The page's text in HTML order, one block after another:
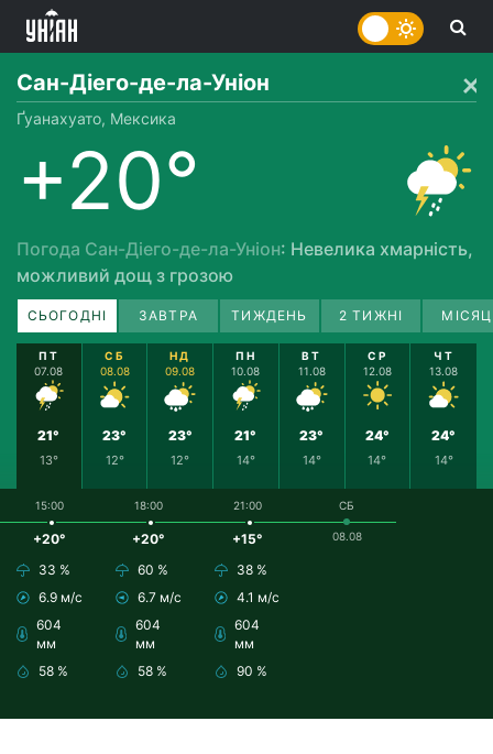
Сан-Діего-де-ла-Уніон
Ґуанахуато, Мексика
+20°
Погода Сан-Діего-де-ла-Уніон: Невелика хмарність,
можливий дощ з грозою
СЬОГОДНІ ЗАВТРА ТИЖДЕНЬ 2 ТИЖНІ
ПТ
07.08
21°
13°
СБ
08.08
23°
12°
НД
09.08
23°
12°
ПН
10.08
21°
14°
ВТ
11.08
23°
14°
СР
12.08
24°
14°
ЧТ
13.08
24°
14°
15:00
+20°
33 %
6.9 м/с
604
мм
58 %
18:00
+20°
60 %
6.7 м/с
604
мм
58 %
21:00
+15°
38 %
4.1 м/с
604
мм
90 %
СБ
08.08